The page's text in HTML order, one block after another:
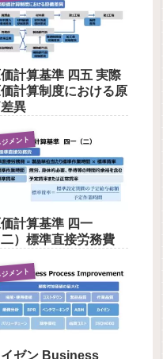
計算基準 四五 実際
計算制度における原
異
メント
計算基準 四一
二）標準直接労務費
メント
イゼン Business